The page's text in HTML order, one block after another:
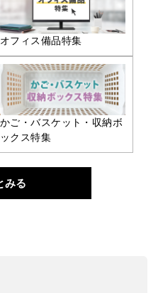
オフィス備品特集
かご・バスケット・収納ボ
ックス特集
みる